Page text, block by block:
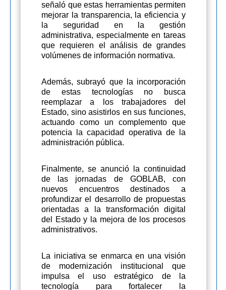
señaló que estas herramientas permiten
mejorar la transparencia, la eficiencia y
la seguridad en la gestión
administrativa, especialmente en tareas
que requieren el análisis de grandes
volúmenes de información normativa.
Además, subrayó que la incorporación
de estas tecnologías no busca
reemplazar a los trabajadores del
Estado, sino asistirlos en sus funciones,
actuando como un complemento que
potencia la capacidad operativa de la
administración pública.
Finalmente, se anunció la continuidad
de las jornadas de GOBLAB, con
nuevos encuentros destinados a
profundizar el desarrollo de propuestas
orientadas a la transformación digital
del Estado y la mejora de los procesos
administrativos.
La iniciativa se enmarca en una visión
de modernización institucional que
impulsa el uso estratégico de la
tecnología para fortalecer la